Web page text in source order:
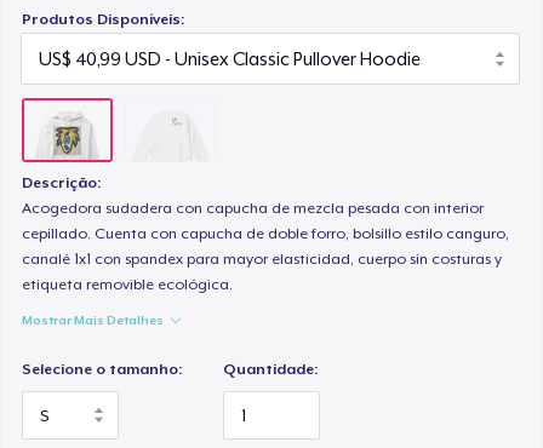
Produtos Disponíveis:
Descrição:
Acogedora sudadera con capucha de mezcla pesada con interior
cepillado. Cuenta con capucha de doble forro, bolsillo estilo canguro,
canalé 1x1 con spandex para mayor elasticidad, cuerpo sin costuras y
etiqueta removible ecológica.
Mostrar Mais Detalhes
Selecione o tamanho: Quantidade: